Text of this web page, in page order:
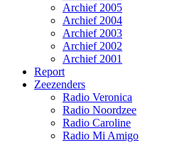
Archief 2005
Archief 2004
Archief 2003
Archief 2002
Archief 2001
Report
Zeezenders
Radio Veronica
Radio Noordzee
Radio Caroline
Radio Mi Amigo